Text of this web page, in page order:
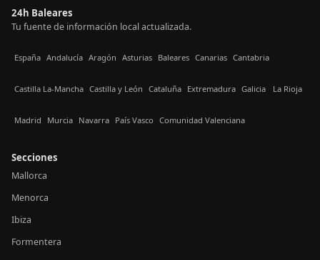
24h Baleares
Tu fuente de información local actualizada.
España Andalucía Aragón Asturias Baleares Canarias Cantabria
Castilla La-Mancha Castilla y León Cataluña Extremadura Galicia La Rioja
Madrid Murcia Navarra País Vasco Comunidad Valenciana
Secciones
Mallorca
Menorca
Ibiza
Formentera